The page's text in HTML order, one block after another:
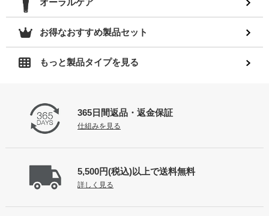
お得なおすすめ製品セット
もっと製品タイプを見る
365日間返品 ・返金保証
仕組みを見る
5,500円(税込)以上で送料無料
詳しく見る